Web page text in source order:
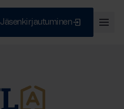
Jäsenkirjautuminen